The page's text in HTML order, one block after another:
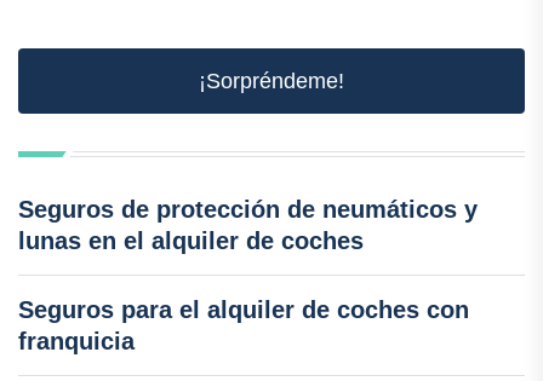
¡Sorpréndeme!
Seguros de protección de neumáticos y
lunas en el alquiler de coches
Seguros para el alquiler de coches con
franquicia